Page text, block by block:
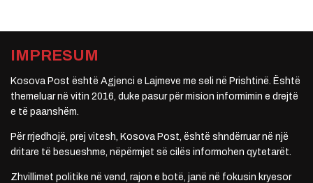
IMPRESUM
Kosova Post është Agjenci e Lajmeve me seli në Prishtinë. Është
themeluar në vitin 2016, duke pasur për mision informimin e drejtë
e të paanshëm.
Për rrjedhojë, prej vitesh, Kosova Post, është shndërruar në një
dritare të besueshme, nëpërmjet së cilës informohen qytetarët.
Zhvillimet politike në vend, rajon e botë, janë në fokusin kryesor